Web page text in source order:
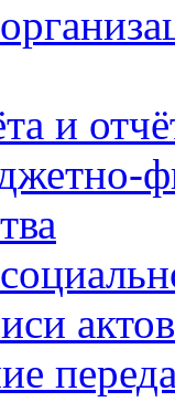
и